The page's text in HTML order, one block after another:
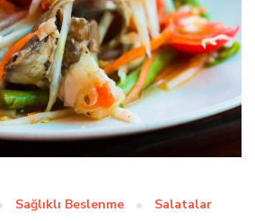
Sağlıklı Beslenme Salatalar